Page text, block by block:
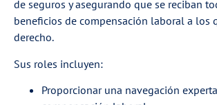
de seguros y asegurando que se reciban
beneficios de compensación laboral a los
derecho.
Sus roles incluyen:
Proporcionar una navegación